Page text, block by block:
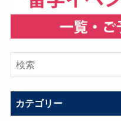
カテゴリー